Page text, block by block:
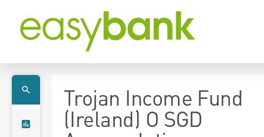
Trojan Income Fund
(Ireland) O SGD